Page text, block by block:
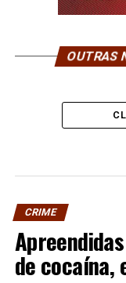
OUTRAS
CRIME
de cocaína,